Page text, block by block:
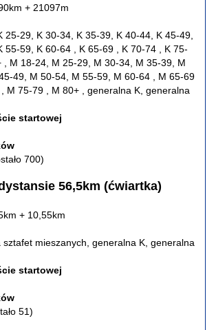
+ 21097m
25-29, K 30-34, K 35-39, K 40-44, K 45-49,
55-59, K 60-64 , K 65-69 , K 70-74 , K 75-
, M 18-24, M 25-29, M 30-34, M 35-39, M
49, M 50-54, M 55-59, M 60-64 , M 65-69
, M 75-79 , M 80+ , generalna K, generalna
startowej
700)
56,5km (ćwiartka)
+ 10,55km
sztafet mieszanych, generalna K, generalna
startowej
51)